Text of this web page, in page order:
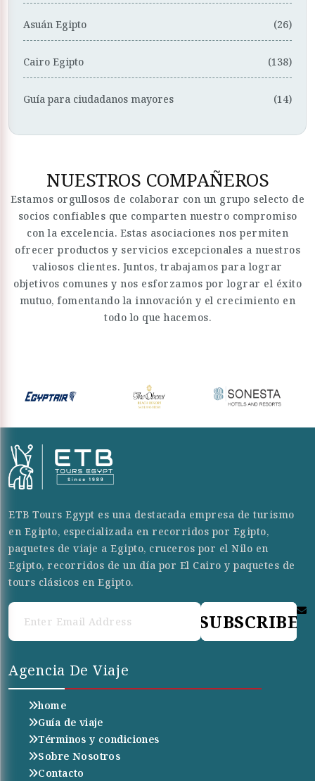
Asuán Egipto (26)
Cairo Egipto (138)
Guía para ciudadanos mayores (14)
NUESTROS COMPAÑEROS
Estamos orgullosos de colaborar con un grupo selecto de
socios confiables que comparten nuestro compromiso
con la excelencia. Estas asociaciones nos permiten
ofrecer productos y servicios excepcionales a nuestros
valiosos clientes. Juntos, trabajamos para lograr
objetivos comunes y nos esforzamos por lograr el éxito
mutuo, fomentando la innovación y el crecimiento en
todo lo que hacemos.
ETB Tours Egypt es una destacada empresa de turismo
en Egipto, especializada en recorridos por Egipto,
paquetes de viaje a Egipto, cruceros por el Nilo en
Egipto, recorridos de un día por El Cairo y paquetes de
tours clásicos en Egipto.
SUBSCRIBE
Agencia De Viaje
home
Guía de viaje
Términos y condiciones
Sobre Nosotros
Contacto